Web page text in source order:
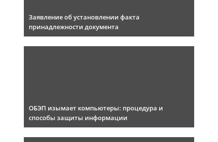
Заявление об установлении факта
принадлежности документа
ОБЭП изымает компьютеры: процедура и
способы защиты информации